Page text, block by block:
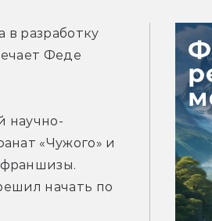
в разработку
Феде
научно-
«Чужого» и
начать по